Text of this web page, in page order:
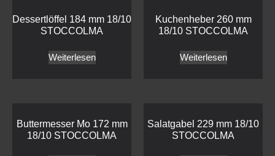
Dessertlöffel 184 mm 18/10
STOCCOLMA
Weiterlesen
Kuchenheber 260 mm
18/10 STOCCOLMA
Weiterlesen
Buttermesser Mo 172 mm
18/10 STOCCOLMA
Salatgabel 229 mm 18/10
STOCCOLMA